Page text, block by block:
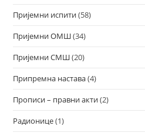
Пријемни испити(58)
Пријемни ОМШ(34)
Пријемни СМШ(20)
Припремна настава(4)
Прописи – правни акти(2)
Радионице(1)